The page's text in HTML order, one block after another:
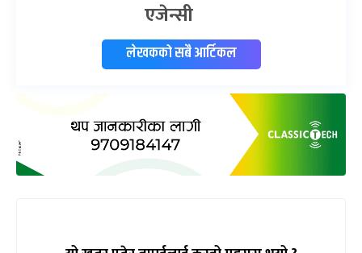
एजेन्सी
लेखकको सबै आर्टिकल